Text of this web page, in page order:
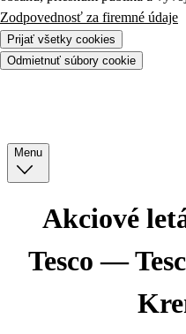
Zodpovednosť za firemné údaje
Prijať všetky cookies
Odmietnuť súbory cookie
Menu
Akciové
Tesco —